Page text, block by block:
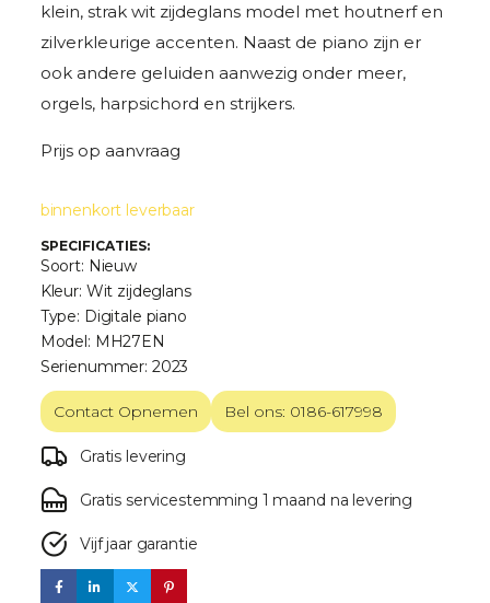
klein, strak wit zijdeglans model met houtnerf en
zilverkleurige accenten. Naast de piano zijn er
ook andere geluiden aanwezig onder meer,
orgels, harpsichord en strijkers.
Prijs op aanvraag
binnenkort leverbaar
SPECIFICATIES:
Soort: Nieuw
Kleur: Wit zijdeglans
Type: Digitale piano
Model: MH27EN
Serienummer: 2023
Contact Opnemen Bel ons: 0186-617998
Gratis levering
Gratis servicestemming 1 maand na levering
Vijf jaar garantie